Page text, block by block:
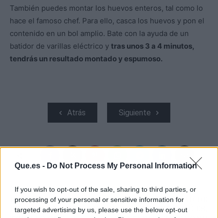
Que.es - Do Not Process My Personal Information
If you wish to opt-out of the sale, sharing to third parties, or
processing of your personal or sensitive information for
targeted advertising by us, please use the below opt-out
También puedes montar los huevos enteros, tal como lo
hace el famoso chef. Para ello, casca los huevos y pon el
contenido en un bol amplio. Bate con la ayuda de un
batidor de varillas eléctrico y tras unos 3 a 4 minutos,
tendrás un resultado montado y espumoso.
Atrás Siguiente
ARTÍCULO ANTERIOR
IPHONE 14: AVANCES,
FECHA DE ESTRENO Y
ARTÍCULO SIGUIENTE
ENFERMEDAD DE
CROHN. QUÉ ES,